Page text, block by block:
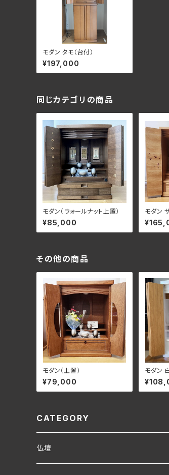
モダン タモ（台付）
¥197,000
同じカテゴリの商品
モダン（ウォールナット上置）
¥85,000
モダン
その他の商品
モダン（上置）
¥79,000
モダン
CATEGORY
仏壇